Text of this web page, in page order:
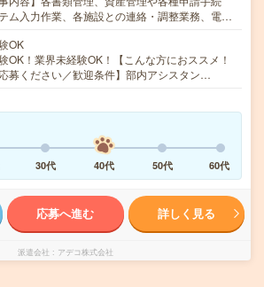
ム入力作業、各施設との連絡・調整業務、電…
OK
OK！業界未経験OK！【こんな方におススメ！
募ください／歓迎条件】部内アシスタン…
30代 40代 50代 60代
応募へ進む 詳しく見る
派遣会社 アデコ株式会社